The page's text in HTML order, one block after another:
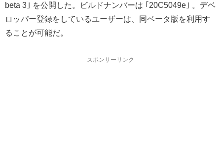
beta 3｣ を公開した。ビルドナンバーは ｢20C5049e｣ 。デベ
ロッパー登録をしているユーザーは、同ベータ版を利用す
ることが可能だ。
スポンサーリンク